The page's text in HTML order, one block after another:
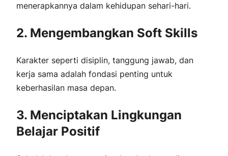
menerapkannya dalam kehidupan sehari-hari.
2. Mengembangkan Soft Skills
Karakter seperti disiplin, tanggung jawab, dan
kerja sama adalah fondasi penting untuk
keberhasilan masa depan.
3. Menciptakan Lingkungan
Belajar Positif